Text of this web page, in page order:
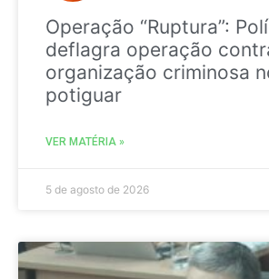
Operação “Ruptura”:
deflagra operação
organização criminosa
potiguar
VER MATÉRIA »
5 de agosto de 2026